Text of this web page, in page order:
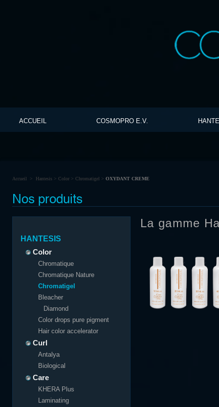
ACCUEIL COSMOPRO E.V.
Accueil > Hantesis > Color > Chromatigel > OXYDANT CREME
Nos produits
HANTESIS
Color
Chromatique
Chromatique Nature
Chromatigel
Bleacher
Diamond
Color drops pure pigment
Hair color accelerator
Curl
Antalya
Biological
Care
KHERA Plus
Laminating
La gamme